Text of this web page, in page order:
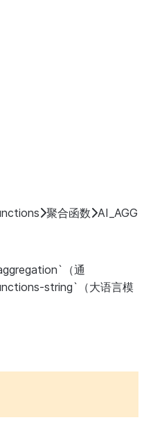
聚合函数 AI_AGG
（通
string`（大语言模